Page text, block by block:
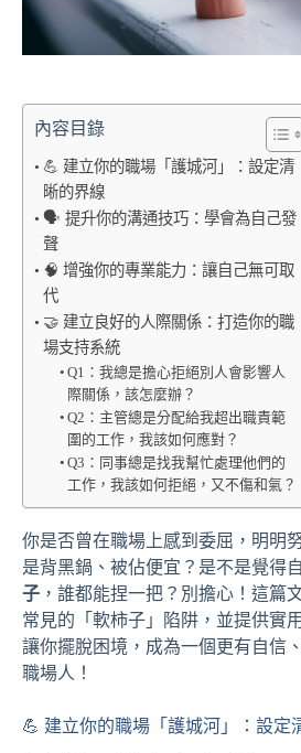
內容目錄
💪 建立你的職場「護城河」：設定清
晰的界線
🗣️ 提升你的溝通技巧：學會為自己發
聲
🧠 增強你的專業能力：讓自己無可取
代
🤝 建立良好的人際關係：打造你的職
場支持系統
Q1：我總是擔心拒絕別人會影響人
際關係，該怎麼辦？
Q2：主管總是分配給我超出職責範
圍的工作，我該如何應對？
Q3：同事總是找我幫忙處理他們的
工作，我該如何拒絕，又不傷和氣？
你是否曾在職場上感到委屈，明明
是背黑鍋、被佔便宜？是不是覺得
子 ，誰都能捏一把？別擔心！這篇
常見的「軟柿子」陷阱，並提供實
讓你擺脫困境，成為一個更有自信
職場人！
💪 建立你的職場「護城河」：設定